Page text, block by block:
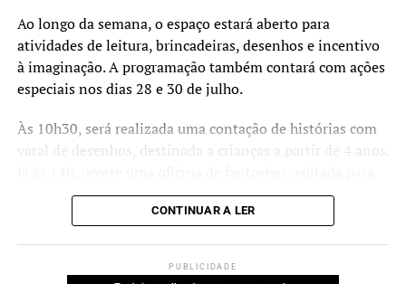
“Serão realizadas reformas
para qualificar o pátio
escolar, a drenagem do
parquinho, implantação de
mobiliários como mesas e
bancos e a acessibilidade
das calçadas. Também
teremos a reforma do pátio
Ao longo da semana, o espaço estará aberto para
atividades de leitura, brincadeiras, desenhos e incentivo
à imaginação. A programação também contará com ações
especiais nos dias 28 e 30 de julho.
Às 10h30, será realizada uma contação de histórias com
varal de desenhos, destinada a crianças a partir de 4 anos.
participantes a partir de 6 anos.
até dois livros pelo período de 30 dias.
CONTINUAR A LER
PUBLICIDADE